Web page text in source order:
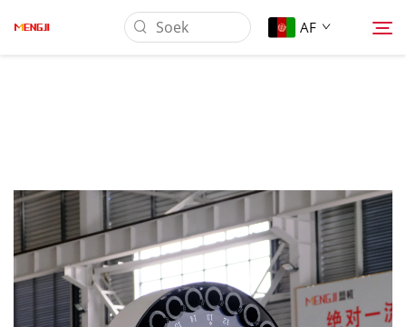
AF
Toepassing
Laai Af